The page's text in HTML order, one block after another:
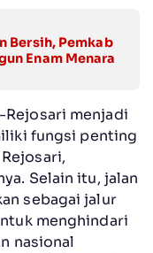
Bersih, Pemkab
Enam Menara
Rejosari menjadi
fungsi penting
Selain itu, jalan
sebagai jalur
menghindari
nasional